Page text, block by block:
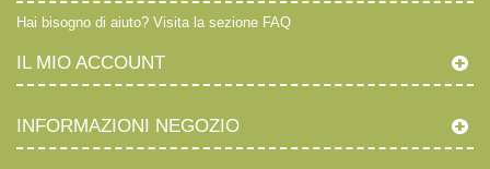
Hai bisogno di aiuto? Visita la sezione FAQ
IL MIO ACCOUNT
INFORMAZIONI NEGOZIO